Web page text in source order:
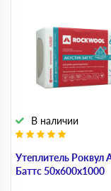
Утеплитель Роквул
Баттс 50х600х1000
В наличии